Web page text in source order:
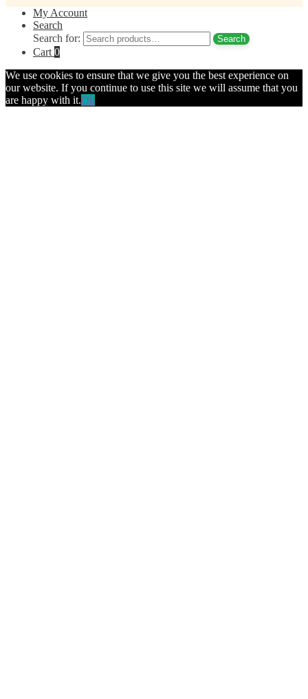
My Account
Search
Search for:
Search
Cart 0
We use cookies to ensure that we give you the best experience on
our website. If you continue to use this site we will assume that you
are happy with it.Ok